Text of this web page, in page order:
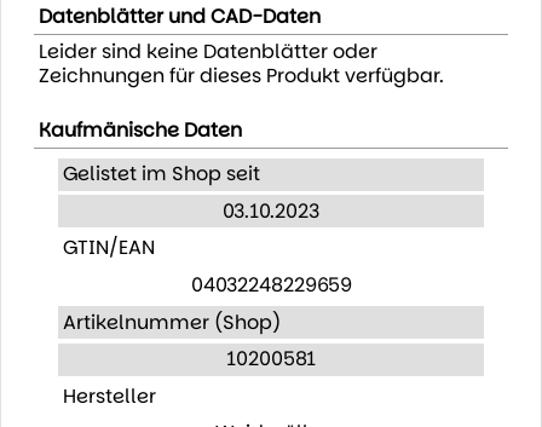
Datenblätter und CAD-Daten
Leider sind keine Datenblätter oder
Zeichnungen für dieses Produkt verfügbar.
Kaufmänische Daten
Gelistet im Shop seit
03.10.2023
GTIN/EAN
04032248229659
Artikelnummer (Shop)
10200581
Hersteller